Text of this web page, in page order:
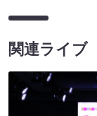
関連ライブ